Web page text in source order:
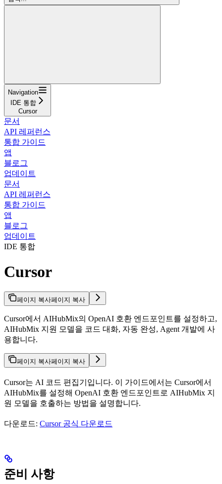
Navigation
IDE 통합
Cursor
문서
API 레퍼런스
통합 가이드
앱
블로그
업데이트
문서
API 레퍼런스
통합 가이드
앱
블로그
업데이트
IDE 통합
Cursor
페이지 복사페이지 복사
Cursor에서 AIHubMix의 OpenAI 호환 엔드포인트를 설정하고,
AIHubMix 지원 모델을 코드 대화, 자동 완성, Agent 개발에 사
용합니다.
페이지 복사페이지 복사
Cursor는 AI 코드 편집기입니다. 이 가이드에서는 Cursor에서
AIHubMix를 설정해 OpenAI 호환 엔드포인트로 AIHubMix 지
원 모델을 호출하는 방법을 설명합니다.
다운로드: Cursor 공식 다운로드
준비 사항